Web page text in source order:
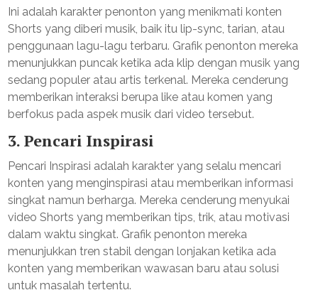
Ini adalah karakter penonton yang menikmati konten
Shorts yang diberi musik, baik itu lip-sync, tarian, atau
penggunaan lagu-lagu terbaru. Grafik penonton mereka
menunjukkan puncak ketika ada klip dengan musik yang
sedang populer atau artis terkenal. Mereka cenderung
memberikan interaksi berupa like atau komen yang
berfokus pada aspek musik dari video tersebut.
3.Pencari Inspirasi
Pencari Inspirasi adalah karakter yang selalu mencari
konten yang menginspirasi atau memberikan informasi
singkat namun berharga. Mereka cenderung menyukai
video Shorts yang memberikan tips, trik, atau motivasi
dalam waktu singkat. Grafik penonton mereka
menunjukkan tren stabil dengan lonjakan ketika ada
konten yang memberikan wawasan baru atau solusi
untuk masalah tertentu.